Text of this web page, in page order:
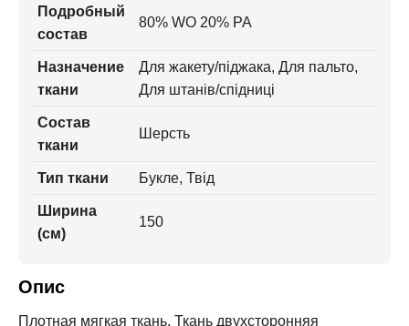
Подробный
состав
80% WO 20% PA
Назначение
ткани
Для жакету/піджака, Для пальто,
Для штанів/спідниці
Состав
ткани
Шерсть
Тип ткани Букле, Твід
Ширина
(см)
150
Опис
Плотная мягкая ткань. Ткань двухсторонняя